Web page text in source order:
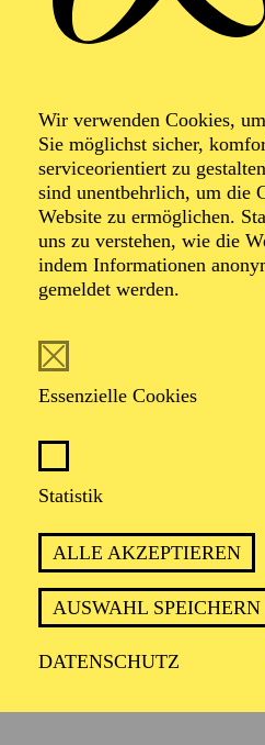
Wir verwenden Cookies,
Sie möglichst sicher,
serviceorientiert zu
sind unentbehrlich, um die
Website zu ermöglichen.
uns zu verstehen, wie die
indem Informationen
gemeldet werden.
Essenzielle Cookies
Statistik
ALLE AKZEPTIEREN
AUSWAHL SPEICHERN
DATENSCHUTZ
Deutsche
The
von Shirley
Übersetzung und
ca. 1 Stunde, 5